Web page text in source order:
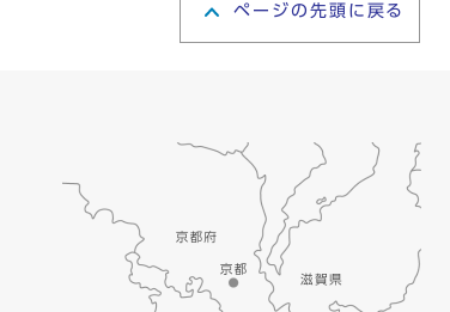
ページの先頭に戻る